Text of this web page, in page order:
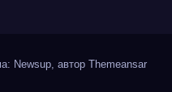
Newsup, автор Themeansar